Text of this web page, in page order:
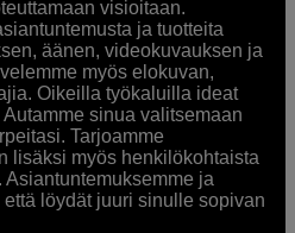
visioitaan.
ja tuotteita
äänen, videokuvauksen ja
myös elokuvan,
Oikeilla työkaluilla ideat
sinua valitsemaan
Tarjoamme
lisäksi myös henkilökohtaista
ja
löydät juuri sinulle sopivan